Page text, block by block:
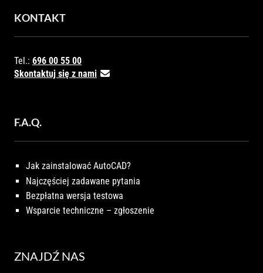
KONTAKT
Tel.: 696 00 55 00
Skontaktuj się z nami
F.A.Q.
Jak zainstalować AutoCAD?
Najczęściej zadawane pytania
Bezpłatna wersja testowa
Wsparcie techniczne – zgłoszenie
ZNAJDŹ NAS